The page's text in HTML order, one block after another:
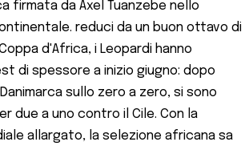
firmata da Axel Tuanzebe nello
reduci da un buon ottavo di
d'Africa, i Leopardi hanno
di spessore a inizio giugno: dopo
sullo zero a zero, si sono
due a uno contro il Cile. Con la
allargato, la selezione africana sa